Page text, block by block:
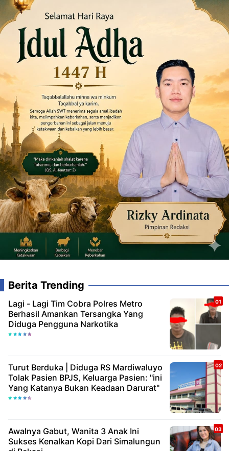
Berita Trending
Lagi - Lagi Tim Cobra Polres Metro
Berhasil Amankan Tersangka Yang
Diduga Pengguna Narkotika
Turut Berduka | Diduga RS Mardiwaluyo
Tolak Pasien BPJS, Keluarga Pasien: "ini
Yang Katanya Bukan Keadaan Darurat"
Awalnya Gabut, Wanita 3 Anak Ini
Sukses Kenalkan Kopi Dari Simalungun